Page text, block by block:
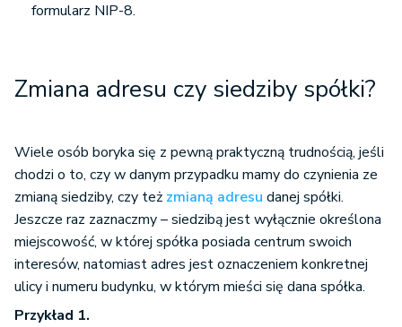
formularz NIP-8.
Zmiana adresu czy siedziby spółki?
Wiele osób boryka się z pewną praktyczną trudnością, jeśli
chodzi o to, czy w danym przypadku mamy do czynienia ze
zmianą siedziby, czy też zmianą adresu danej spółki.
Jeszcze raz zaznaczmy – siedzibą jest wyłącznie określona
miejscowość, w której spółka posiada centrum swoich
interesów, natomiast adres jest oznaczeniem konkretnej
ulicy i numeru budynku, w którym mieści się dana spółka.
Przykład 1.